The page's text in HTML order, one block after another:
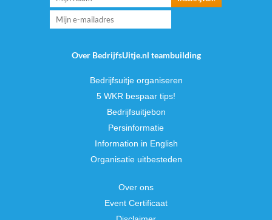
Over BedrijfsUitje.nl teambuilding
Bedrijfsuitje organiseren
5 WKR bespaar tips!
Bedrijfsuitjebon
Persinformatie
Information in English
Organisatie uitbesteden
Over ons
Event Certificaat